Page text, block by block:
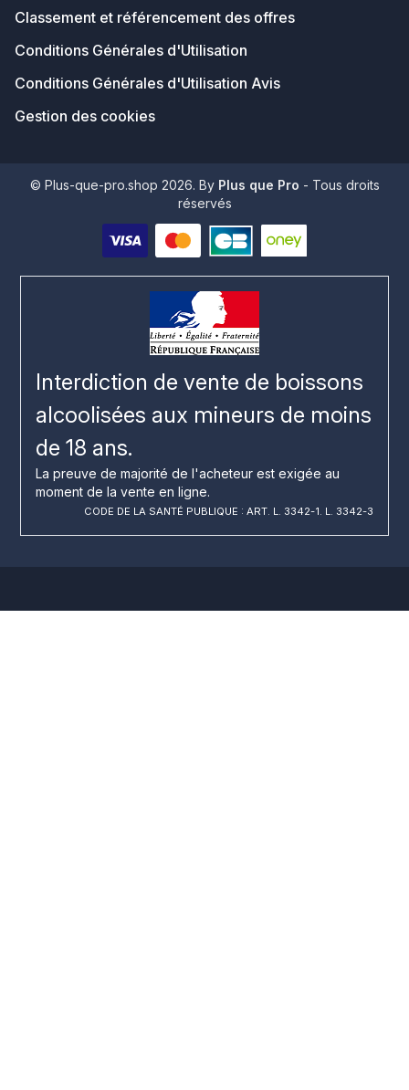
Classement et référencement des offres
Conditions Générales d'Utilisation
Conditions Générales d'Utilisation Avis
Gestion des cookies
© Plus-que-pro.shop 2026. By Plus que Pro - Tous droits
réservés
Interdiction de vente de boissons
alcoolisées aux mineurs de moins
de 18 ans.
La preuve de majorité de l'acheteur est exigée au
moment de la vente en ligne.
CODE DE LA SANTÉ PUBLIQUE : ART. L. 3342-1. L. 3342-3